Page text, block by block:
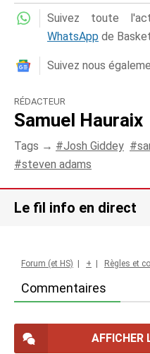
Suivez toute
WhatsApp de
Suivez nous
RÉDACTEUR
Samuel Hauraix
Tags → Josh Giddey
steven adams
Le fil info en direct
Commentaires
Forum (et HS) + Règles et
AFFICHER